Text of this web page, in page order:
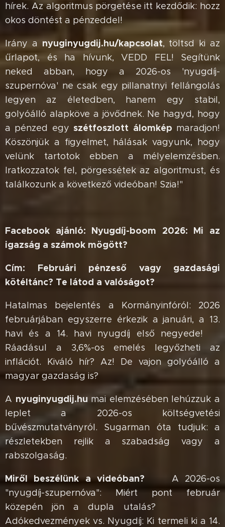
hírek. Az algoritmus pörgetése itt kezdődik: hozz
okos döntést a pénzeddel!
Irány a nyuginyugdij.hu/kapcsolat, töltsd ki az
űrlapot, és ha hívunk, VEDD FEL! Segítünk
neked abban, hogy a 2026-os 'nyugdíj-
szupernóva' ne csak egy pillanatnyi fellángolás
legyen az életedben, hanem egy stabil,
golyóálló alapköve a jövődnek. Ne hagyd, hogy
a pénzed egyszétfoszlott álomkép maradjon!
Köszönjük a figyelmet, hálásak vagyunk, hogy
velünk tartotok ebben a mélyelemzésben.
Iratkozzatok fel, pörgessétek az algoritmust, és
találkozunk a következő videóban! Szia!"
Facebook ajánló: Nyugdíj-boom 2026: Mi az
igazság a számok mögött?
Cím: Februári pénzeső vagy gazdasági
kötéltánc? Te látod a valóságot?
Hatalmas bejelentés a Kormányinfóról: 2026
februárjában egyszerre érkezik a januári, a 13.
havi és a 14. havi nyugdíj első negyede! 💰
Ráadásul a 3,6%-os emelés legyőzheti az
inflációt. Kiváló hír? Az! De vajon golyóálló a
magyar gazdaság is? 🧠❌
A nyuginyugdij.hu mai elemzésében lehúzzuk a
leplet a 2026-os költségvetési
bűvészmutatványról. Sugarman óta tudjuk: a
részletekben rejlik a szabadság vagy a
rabszolgaság.
Miről beszélünk a videóban? ✅ A 2026-os
"nyugdíj-szupernóva": Miért pont február
közepén jön a dupla utalás? 📅💸 ✅
Adókedvezmények vs. Nyugdíj: Ki termeli ki a 14.